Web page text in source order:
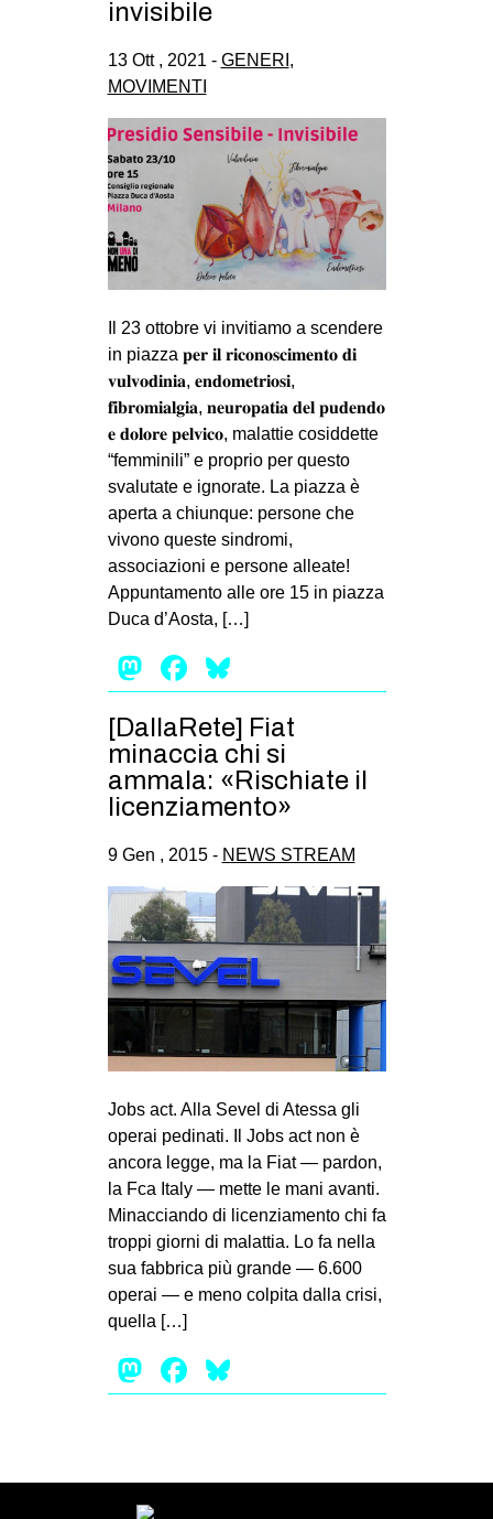
STUDENTI
CULTURE
CINEMA
MANIFESTI
MUSICA
RECENSIONI
INTERNAZIONALE
AFRICA
AMERICHE
ESTREMO ORIENTE
EUROPA
MEDIO ORIENTE
MONDO
EVENTI
bsky
ms
SEARCH
invisibile
13 Ott , 2021 - GENERI ,
MOVIMENTI
Il 23 ottobre vi invitiamo a scendere
in piazza 𝐩𝐞𝐫 𝐢𝐥 𝐫𝐢𝐜𝐨𝐧𝐨𝐬𝐜𝐢𝐦𝐞𝐧𝐭𝐨 𝐝𝐢
𝐯𝐮𝐥𝐯𝐨𝐝𝐢𝐧𝐢𝐚, 𝐞𝐧𝐝𝐨𝐦𝐞𝐭𝐫𝐢𝐨𝐬𝐢,
𝐟𝐢𝐛𝐫𝐨𝐦𝐢𝐚𝐥𝐠𝐢𝐚, 𝐧𝐞𝐮𝐫𝐨𝐩𝐚𝐭𝐢𝐚 𝐝𝐞𝐥 𝐩𝐮𝐝𝐞𝐧𝐝𝐨
𝐞 𝐝𝐨𝐥𝐨𝐫𝐞 𝐩𝐞𝐥𝐯𝐢𝐜𝐨, malattie cosiddette
“femminili” e proprio per questo
svalutate e ignorate. La piazza è
aperta a chiunque: persone che
vivono queste sindromi,
associazioni e persone alleate!
Appuntamento alle ore 15 in piazza
Duca d’Aosta, […]
Mastodon
Facebook
[DallaRete] Fiat
minaccia chi si
ammala: «Rischiate il
licenziamento»
9 Gen , 2015 - NEWS STREAM
Jobs act. Alla Sevel di Atessa gli
operai pedinati. Il Jobs act non è
ancora legge, ma la Fiat — par­don,
la Fca Italy — mette le mani avanti.
Minac­ciando di licen­zia­mento chi fa
troppi giorni di malat­tia. Lo fa nella
sua fab­brica più grande — 6.600
ope­rai — e meno col­pita dalla crisi,
quella […]
Mastodon
Facebook